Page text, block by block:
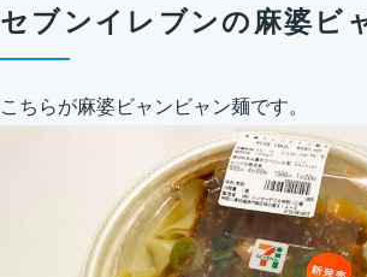
セブンイレブンの麻婆ビ
こちらが麻婆ビャンビャン麺です。